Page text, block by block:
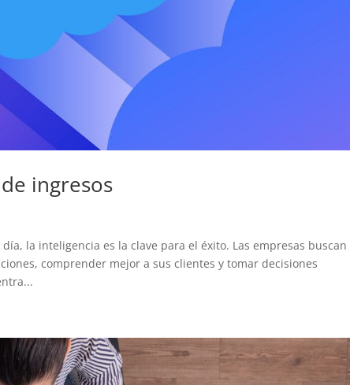
ingresos
la inteligencia es la clave para el éxito. Las empresas buscan
comprender mejor a sus clientes y tomar decisiones